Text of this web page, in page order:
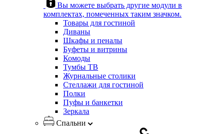
Вы можете выбрать другие модули в
комплектах, помеченных таким значком.
Товары для гостиной
Диваны
Шкафы и пеналы
Буфеты и витрины
Комоды
Тумбы ТВ
Журнальные столики
Стеллажи для гостиной
Полки
Пуфы и банкетки
Зеркала
Спальни